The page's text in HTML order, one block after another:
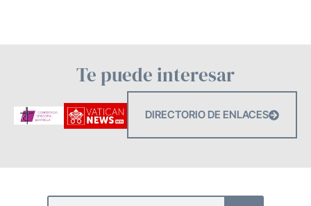
Te puede interesar
DIRECTORIO DE ENLACES